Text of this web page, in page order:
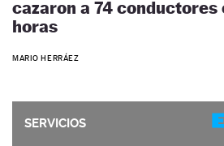
cazaron a 74 conductores
horas
MARIO HERRÁEZ